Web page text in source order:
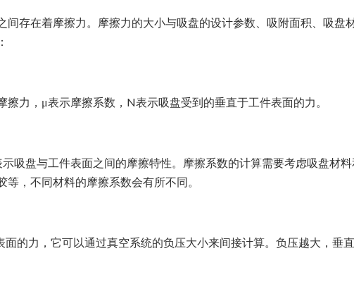
间存在着摩擦力。摩擦力的大小与吸盘的设计参数、吸附面积、吸盘
力，μ表示摩擦系数，N表示吸盘受到的垂直于工件表面的力。
吸盘与工件表面之间的摩擦特性。摩擦系数的计算需要考虑吸盘材
，不同材料的摩擦系数会有所不同。
的力，它可以通过真空系统的负压大小来间接计算。负压越大，垂